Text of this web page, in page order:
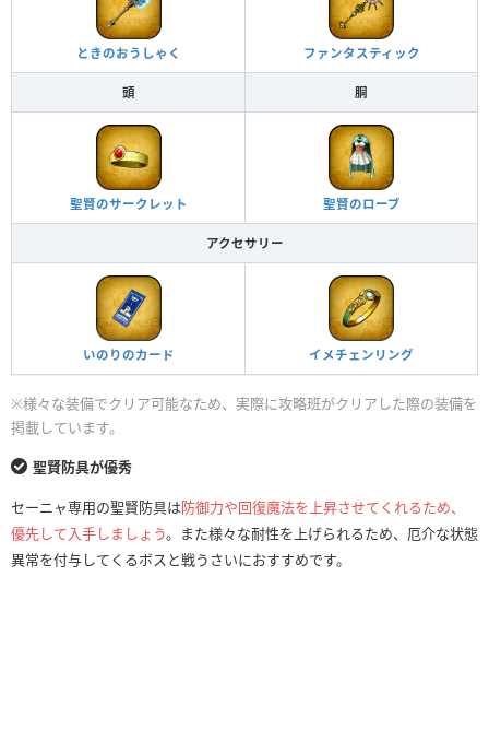
ときのおうしゃく ファンタスティック
頭 胴
聖賢のサークレット 聖賢のローブ
アクセサリー
いのりのカード イメチェンリング
※様々な装備でクリア可能なため、実際に攻略班がクリアした際の装備を
掲載しています。
聖賢防具が優秀
セーニャ専用の聖賢防具は防御力や回復魔法を上昇させてくれるため、
優先して入手しましょう。また様々な耐性を上げられるため、厄介な状態
異常を付与してくるボスと戦うさいにおすすめです。